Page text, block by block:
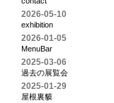
2026-05-10
exhibition
2026-01-05
MenuBar
2025-03-06
過去の展覧会
2025-01-29
屋根裏貘